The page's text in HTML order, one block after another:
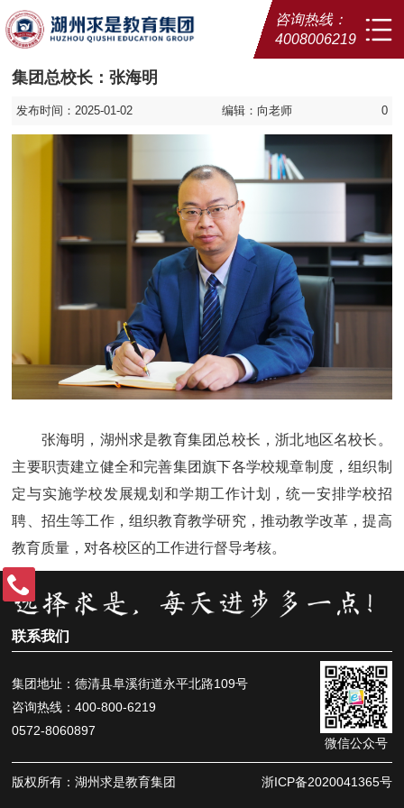
咨询热线：
4008006219
集团总校长：张海明
发布时间：2025-01-02 编辑：向老师 0
张海明，湖州求是教育集团总校长，浙北地区名校长。
主要职责建立健全和完善集团旗下各学校规章制度，组织制
定与实施学校发展规划和学期工作计划，统一安排学校招
聘、招生等工作，组织教育教学研究，推动教学改革，提高
教育质量，对各校区的工作进行督导考核。
联系我们
集团地址：德清县阜溪街道永平北路109号
咨询热线：400-800-6219
0572-8060897
微信公众号
版权所有：湖州求是教育集团 浙ICP备2020041365号